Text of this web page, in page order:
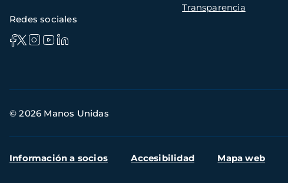
Transparencia
Redes sociales
de
© 2026 Manos Unidas
Menú
Información a socios Accesibilidad Mapa web